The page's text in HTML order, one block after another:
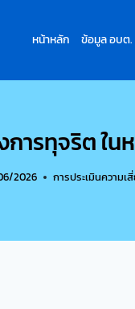
หน้าหลัก ข้อมูล อบต.
การทุจริต ใ
2026 การประเมินความ